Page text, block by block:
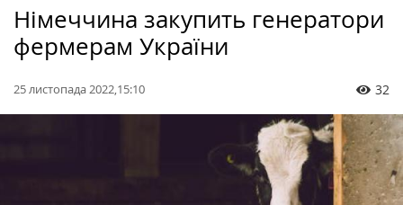
Німеччина закупить генератори
фермерам України
25 листопада 2022,15:10 32